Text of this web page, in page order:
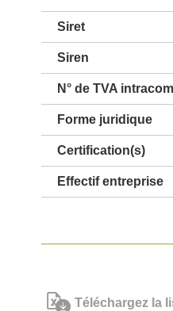
Siret
Siren
N° de TVA
Forme juridique
Certification(s)
Effectif entreprise
Téléchargez la